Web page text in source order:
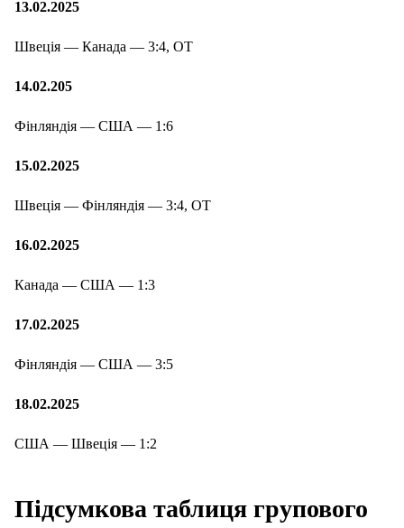
13.02.2025
Швеція — Канада — 3:4, ОТ
14.02.205
Фінляндія — США — 1:6
15.02.2025
Швеція — Фінляндія — 3:4, ОТ
16.02.2025
Канада — США — 1:3
17.02.2025
Фінляндія — США — 3:5
18.02.2025
США — Швеція — 1:2
Підсумкова таблиця групового